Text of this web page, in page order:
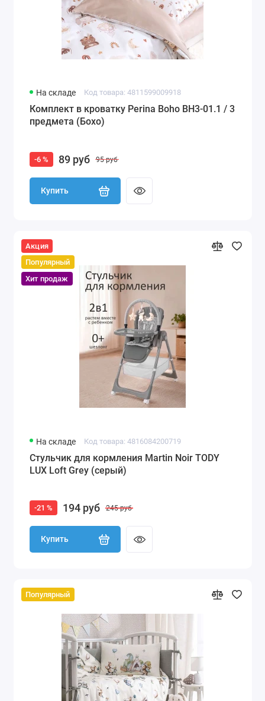
На складе Код товара: 4811599009918
Комплект в кроватку Perina Boho BH3-01.1 / 3
предмета (Бохо)
-6 % 89 руб 95 руб
Купить
Акция
Популярный
Хит продаж
На складе Код товара: 4816084200719
Стульчик для кормления Martin Noir TODY
LUX Loft Grey (серый)
-21 % 194 руб 245 руб
Купить
Популярный